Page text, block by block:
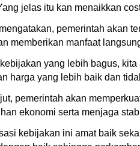
jelas itu kan menaikkan
pemerintah akan
memberikan manfaat
yang lebih bagus,
harga yang lebih baik dan
pemerintah akan
ekonomi serta menjaga
kebijakan ini amat baik